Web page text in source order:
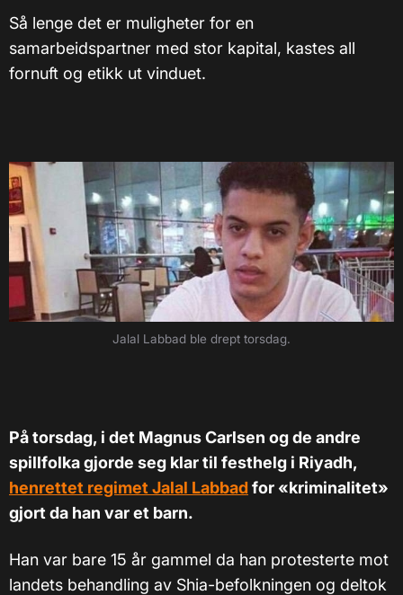
Så lenge det er muligheter for en
samarbeidspartner med stor kapital, kastes all
fornuft og etikk ut vinduet.
Jalal Labbad ble drept torsdag.
På torsdag, i det Magnus Carlsen og de andre
spillfolka gjorde seg klar til festhelg i Riyadh,
henrettet regimet Jalal Labbadfor «kriminalitet»
gjort da han var et barn.
Han var bare 15 år gammel da han protesterte mot
landets behandling av Shia-befolkningen og deltok